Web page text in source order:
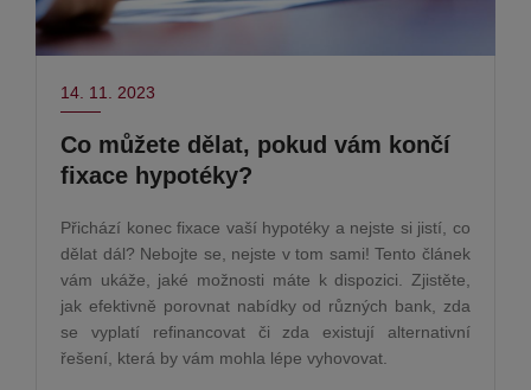
14. 11. 2023
Co můžete dělat, pokud vám končí
fixace hypotéky?
Přichází konec fixace vaší hypotéky a nejste si jistí, co
dělat dál? Nebojte se, nejste v tom sami! Tento článek
vám ukáže, jaké možnosti máte k dispozici. Zjistěte,
jak efektivně porovnat nabídky od různých bank, zda
se vyplatí refinancovat či zda existují alternativní
řešení, která by vám mohla lépe vyhovovat.